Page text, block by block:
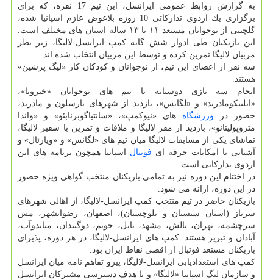
به گزارش روابط عمومی ایرانسل، این تیم 17 نفره، كه برای
برگزاری یك اردوی تداركاتی 10 روزه بلاعوض عازم اسپانیا شده،
گلچینی از نوجوانان مستعد ۱۱ تا ۱۳ ساله استان های مختلف است.
این بازیكنان طی ادوار شش گانه كمپ ایرانسل-لالیگا، زیر نظر
مربیان لالیگا تمرین كرده و توسط این مربیان انتخاب شده اند.
سه نفر از اعضای این تیم، از نوجوانان و كودكان كار «لیگ پرشین»
هستند.
انجام سه بازی دوستانه با تیم های نوجوانان «خیرونا»،
«اتلتیكومادرید» و «لگانس»، بازدید از شهرهای بارسلون و مادرید،
حضور در ورزشگاه های «نیوكمپ»، «سانتیاگوبرنابئو» و «واندا
متروپولیتانو»، بازدید از مقر لالیگا و ملاقات و تمرین با سفیر لالیگا،
تماشای یكی از مسابقات لالیگا میان تیم های «لگانس» و «ویارئال» و
آشنایی با امكانات حرفه ای فوتبال اسپانیا همچون برنامه های این
اردوی تداركاتی است.
در اختتام این دوره نیز به تمامی بازیكنان منتخب گواهی ویژه حضور
در این دوره، ارائه می شود.
بازیكنان حاضر در تیم منتخب كمپ ایرانسل-لالیگا، از اهالی شهرهای
سرباز (استان سیستان و بلوچستان)، اصفهان، رضوانشهر، مس
سرچشمه، تهران، تالش، مشهد، بابل، جویم، دوگنبدان، میاندوآب،
آبادان و تبریز هستند. كمپ های ایرانسل-لالیگا، در هر دوره، پذیرای
بازیكنان مستعد فوتبال از اقصی نقاط ایران بود.
كمپ های استعدادیابی ایرانسل-لالیگا، پیرو تفاهم نامه میان ایرانسل
و سازمان لیگ اسپانیا «لالیگا» و با هدف دسترسی مشتركان ایرانسل